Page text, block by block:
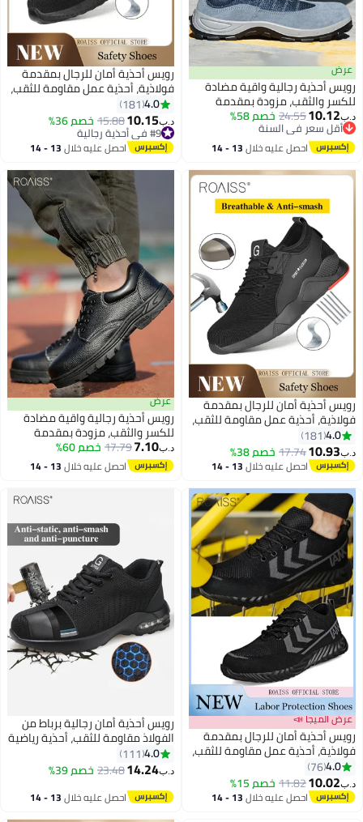
عرض
رويس أحذية رجالية واقية مضادة
للكسر والثقب، مزودة بمقدمة
فولاذية مانعة للانزلاق، مريحة، برباط،
مقاومة للتآكل، مناسبة لمواقع
البناء، أحذية عمل آمنة، لون أزرق
د.ب‏10.12
24.55خصم 58%
أقل سعر في السنة
أقل سعر في السنة
احصل عليه خلال 13 - 14
رويس أحذية أمان للرجال بمقدمة
فولاذية، أحذية عمل مقاومة للثقب،
أحذية رياضية أنيقة للرجال، أحذية
جري قابلة للتنفس بنعل ناعم، أحذية
رياضية مريحة منخفضة، مناسبة
لمواقع البناء والمواقع الصناعية
والتصنيع والأنشطة الخارجية، الأسود
4.0
181
د.ب‏10.15
15.88خصم 36%
#9 في أحذية رجالية
#9 في أحذية رجالية احصل عليه خلال 13 - 14
رويس أحذية أمان للرجال بمقدمة
فولاذية، أحذية عمل مقاومة للثقب،
أحذية رياضية أنيقة للرجال، أحذية
جري قابلة للتنفس بنعل ناعم، أحذية
رياضية مريحة منخفضة، مناسبة
لمواقع البناء والصناعية والتصنيع
والأنشطة الخارجية
4.0
181
د.ب‏10.93
17.74خصم 38%
احصل عليه خلال 13 - 14
عرض
رويس أحذية رجالية واقية مضادة
للكسر والثقب، مزودة بمقدمة
فولاذية مانعة للانزلاق، مريحة، برباط،
مقاومة للتآكل، مناسبة لمواقع
البناء، أحذية عمل آمنة، لون أسود
د.ب‏7.10
17.79خصم 60%
احصل عليه خلال 13 - 14
عرض الميجا 📣
رويس أحذية أمان للرجال بمقدمة
فولاذية، أحذية عمل مقاومة للثقب،
أحذية رياضية أنيقة قابلة للتنفس
بنعل ناعم، أحذية رياضية مريحة
منخفضة، مناسبة لمواقع البناء
والصناعية والتصنيع والأنشطة
4.0
76
د.ب‏10.02
11.82خصم 15%
احصل عليه خلال 13 - 14
رويس أحذية أمان رجالية برباط من
الفولاذ مقاومة للثقب، أحذية رياضية
أنيقة للرجال، أحذية جري قابلة
للتهوية بنعل ناعم، أحذية رياضية
مريحة منخفضة الارتفاع، مناسبة
للبناء والمواقع الصناعية والتصنيع
والأنشطة الخارجية، لون أسود
4.0
111
د.ب‏14.24
23.48خصم 39%
احصل عليه خلال 13 - 14